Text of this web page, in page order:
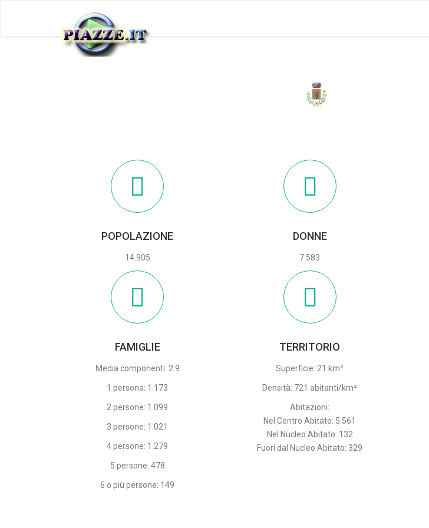
POPOLAZIONE
14.905
DONNE
7.583
FAMIGLIE
Media componenti: 2.9
1 persona: 1.173
2 persone: 1.099
3 persone: 1.021
4 persone: 1.279
5 persone: 478
6 o più persone: 149
TERRITORIO
Superficie: 21 km²
Densità: 721 abitanti/km²
Abitazioni:
Nel Centro Abitato: 5.561
Nel Nucleo Abitato: 132
Fuori dal Nucleo Abitato: 329